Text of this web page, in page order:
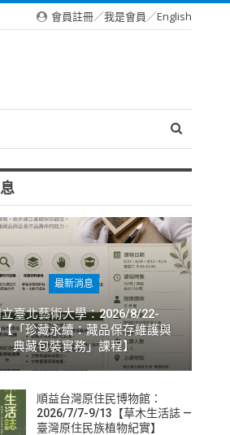
會員註冊／我是會員／English
最新消息
臺北藝術大學：2026/8/22-
「珍藏永續：藏品保存維護與
典藏包裝實務」課程】
順益台灣原住民博物館：
2026/7/7-9/13【草木生活誌 —
臺灣原住民族植物紀實】